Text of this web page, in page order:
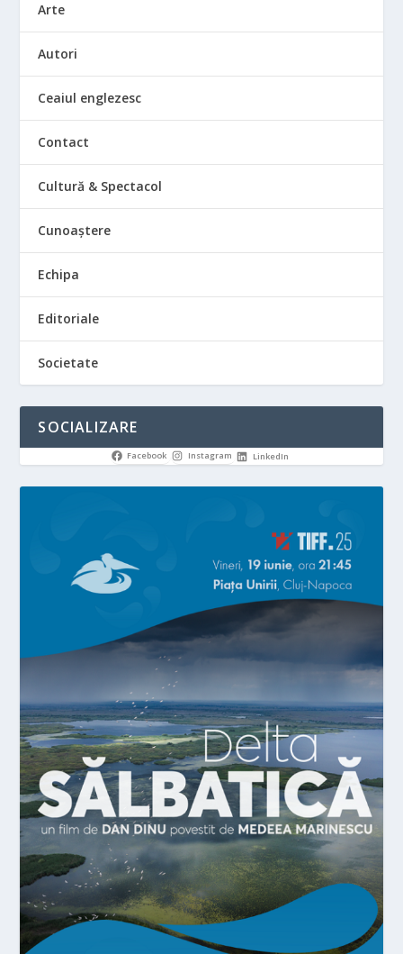
Arte
Autori
Ceaiul englezesc
Contact
Cultură & Spectacol
Cunoaștere
Echipa
Editoriale
Societate
SOCIALIZARE
Facebook Instagram LinkedIn